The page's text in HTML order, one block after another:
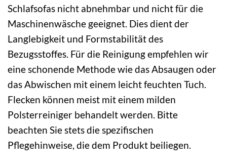
Schlafsofas nicht abnehmbar und nicht für die
Maschinenwäsche geeignet. Dies dient der
Langlebigkeit und Formstabilität des
Bezugsstoffes. Für die Reinigung empfehlen wir
eine schonende Methode wie das Absaugen oder
das Abwischen mit einem leicht feuchten Tuch.
Flecken können meist mit einem milden
Polsterreiniger behandelt werden. Bitte
beachten Sie stets die spezifischen
Pflegehinweise, die dem Produkt beiliegen.